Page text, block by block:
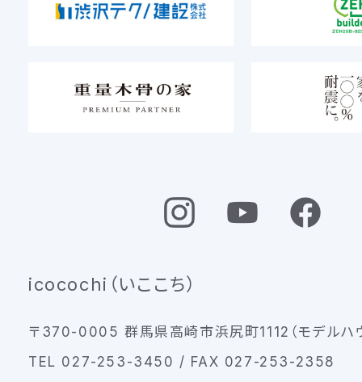
icocochi（いここち）
〒370-0005 群馬県高崎市浜尻町1112（モデルハ
TEL 027-253-3450 / FAX 027-253-2358